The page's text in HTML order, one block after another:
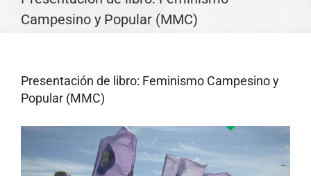
Campesino y Popular (MMC)
Presentación de libro: Feminismo Campesino y
Popular (MMC)
imagen